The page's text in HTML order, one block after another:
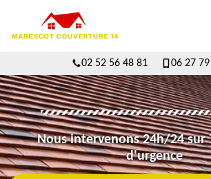
02 52 56 48 81 06 27
Nous intervenons 24h/24 sur
d'urgence